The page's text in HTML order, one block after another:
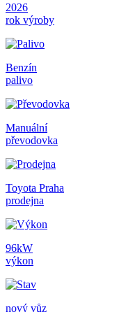
2026
rok výroby
Benzín
palivo
Manuální
převodovka
Toyota Praha
prodejna
96kW
výkon
nový vůz